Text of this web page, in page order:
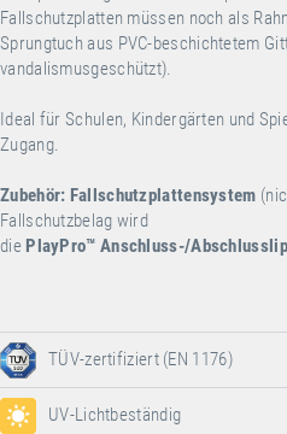
Fallschutzplatten müssen noch als
Sprungtuch aus PVC-beschichtetem
vandalismusgeschützt).
Ideal für Schulen, Kindergärten und
Zugang.
Zubehör: Fallschutzplattensystem
Fallschutzbelag wird
die PlayPro™ Anschluss-/
TÜV-zertifiziert (EN 1176)
UV-Lichtbeständig